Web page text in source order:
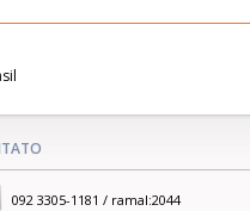
092 3305-1181 / ramal:2044